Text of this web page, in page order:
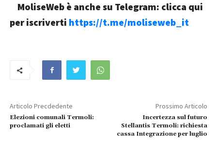
MoliseWeb è anche su Telegram: clicca qui
per iscriverti https://t.me/moliseweb_it
Articolo Precdedente
Elezioni comunali Termoli:
proclamati gli eletti
Prossimo Articolo
Incertezza sul futuro
Stellantis Termoli: richiesta
cassa Integrazione per luglio